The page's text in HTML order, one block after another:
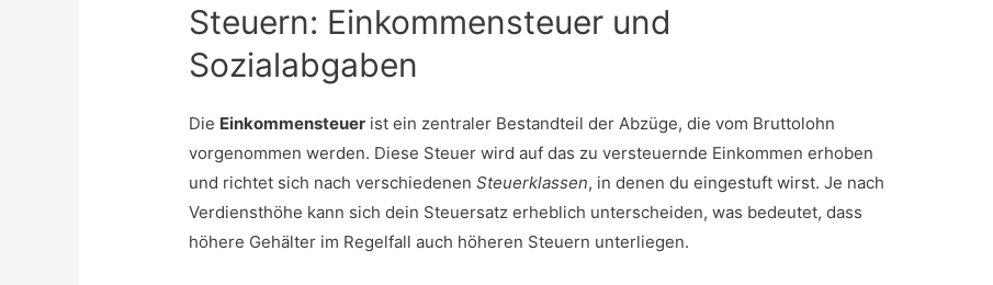
Steuern: Einkommensteuer und
Sozialabgaben
Die Einkommensteuer ist ein zentraler Bestandteil der Abzüge, die vom Bruttolohn
vorgenommen werden. Diese Steuer wird auf das zu versteuernde Einkommen erhoben
und richtet sich nach verschiedenenSteuerklassen, in denen du eingestuft wirst. Je nach
Verdiensthöhe kann sich dein Steuersatz erheblich unterscheiden, was bedeutet, dass
höhere Gehälter im Regelfall auch höheren Steuern unterliegen.